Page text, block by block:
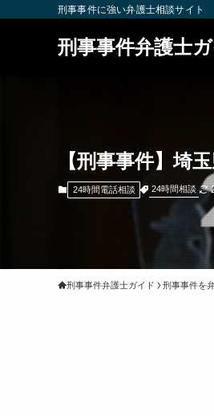
刑事事件に強い弁護士相談サイト
刑事事件弁護士
【刑事事件】埼
24時間電話相談 24時間相談
刑事事件弁護士ガイド 刑事事件を